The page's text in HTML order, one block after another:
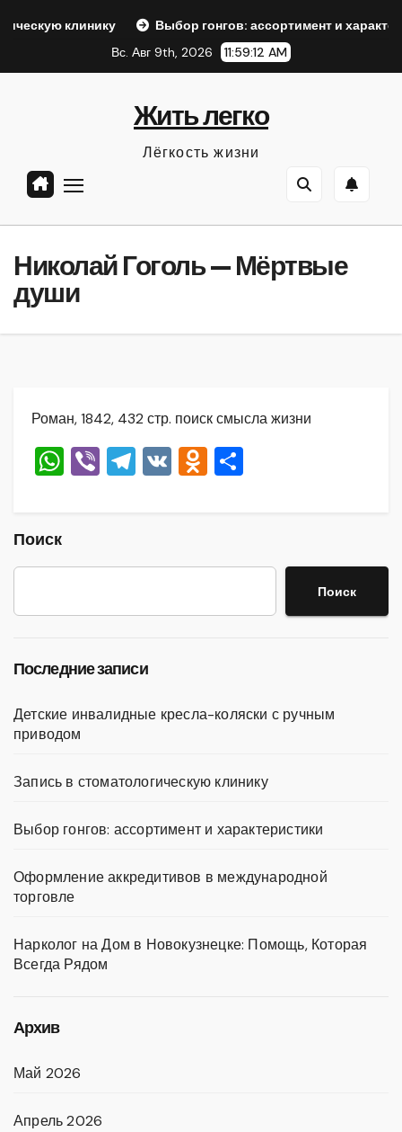
Выбор гонгов: ассортимент и характеристики
Вс. Авг 9th, 2026
11:59:13 AM
Жить легко
Лёгкость жизни
Николай Гоголь — Мёртвые
души
Роман, 1842, 432 стр. поиск смысла жизни
W
A
p
Vi T
a
m
V O
kl
a
в
и
Поиск
Поиск
Последние записи
Детские инвалидные кресла-коляски с ручным
приводом
Запись в стоматологическую клинику
Выбор гонгов: ассортимент и характеристики
Оформление аккредитивов в международной
торговле
Нарколог на Дом в Новокузнецке: Помощь, Которая
Всегда Рядом
Архив
Май 2026
Апрель 2026